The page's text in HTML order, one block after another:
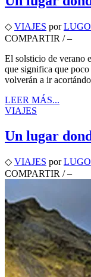
◇ VIAJES por
COMPARTIR / –
El solsticio de verano
que significa que
volverán a ir
LEER MÁS...
VIAJES
Un lugar
◇ VIAJES por
COMPARTIR / –